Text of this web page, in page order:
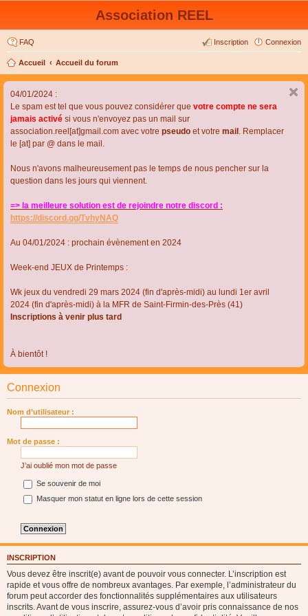
Association REEL
FAQ Connexion
Inscription
Accueil Accueil du forum
04/01/2024 :
Le spam est tel que vous pouvez considérer que votre compte ne sera
jamais activé si vous n'envoyez pas un mail sur
association.reel[at]gmail.com avec votre pseudo et votre mail . Remplacer
le [at] par @ dans le mail.
Nous n'avons malheureusement pas le temps de nous pencher sur la
question dans les jours qui viennent.
=> la meilleure solution est de rejoindre notre discord :
https://discord.gg/TvhyNAQ
Au 04/01/2024 : prochain évènement en 2024
Week-end JEUX de Printemps :
Wk jeux du vendredi 29 mars 2024 (fin d'après-midi) au lundi 1er avril
2024 (fin d'après-midi) à la MFR de Saint-Firmin-des-Près (41)
Inscriptions à venir plus tard
À bientôt !
Connexion
Nom d’utilisateur :
Mot de passe :
J’ai oublié mon mot de passe
Se souvenir de moi
Masquer mon statut en ligne lors de cette session
INSCRIPTION
Vous devez être inscrit(e) avant de pouvoir vous connecter. L’inscription est
rapide et vous offre de nombreux avantages. Par exemple, l’administrateur du
forum peut accorder des fonctionnalités supplémentaires aux utilisateurs
inscrits. Avant de vous inscrire, assurez-vous d’avoir pris connaissance de nos